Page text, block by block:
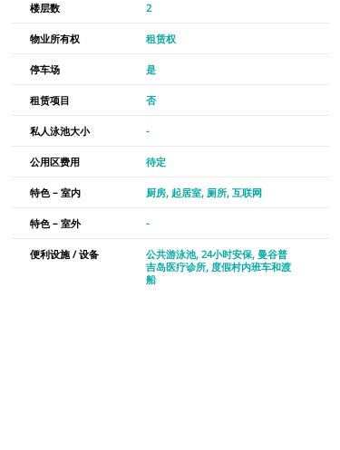
楼层数 2
物业所有权 租赁权
停车场 是
租赁项目 否
私人泳池大小 -
公用区费用 待定
特色 – 室内 厨房 起居室 厕所 互联网
特色 – 室外 -
便利设施 / 设备 公共游泳池 24小时安保 曼谷普
吉岛医疗诊所 度假村内班车和渡
船